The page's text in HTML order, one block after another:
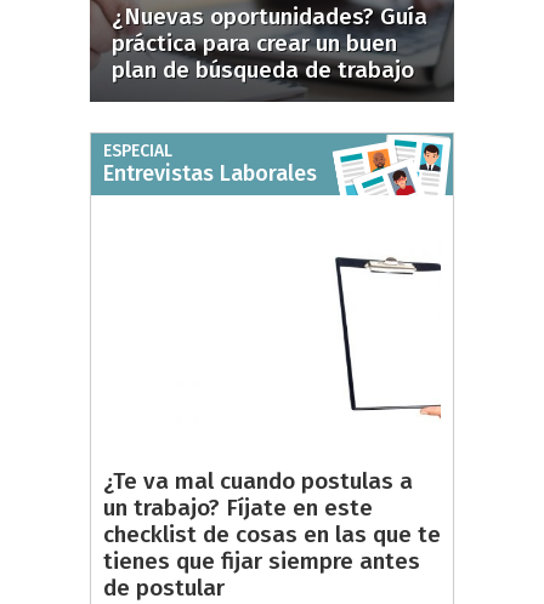
¿Nuevas oportunidades? Guía
práctica para crear un buen
plan de búsqueda de trabajo
ESPECIAL
Entrevistas Laborales
¿Te va mal cuando postulas a
un trabajo? Fíjate en este
checklist de cosas en las que te
tienes que fijar siempre antes
de postular